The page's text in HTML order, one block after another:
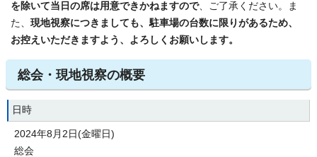
を除いて当日の席は用意できかねますので、ご了承ください。ま
た、 現地視察につきましても、駐車場の台数に限りがあるため、
お控えいただきますよう、よろしくお願いします。
総会・現地視察の概要
日時
2024年8月2日(金曜日)
総会